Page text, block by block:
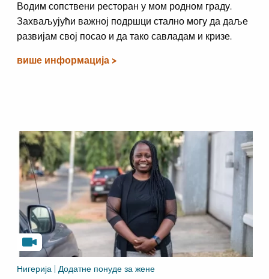
Водим сопствени ресторан у мом родном граду.
Захваљујући важној подршци стално могу да даље
развијам свој посао и да тако савладам и кризе.
више информација >
Нигерија | Додатне понуде за жене